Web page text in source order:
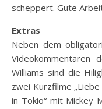
scheppert. Gute
Extras
Neben dem
Videokommentaren
Williams sind die
zwei Kurzfilme
in Tokio“ mit Mickey